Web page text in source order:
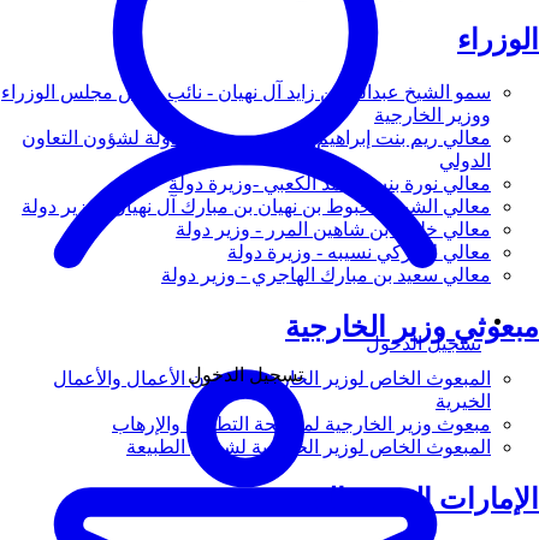
الوزراء
سمو الشيخ عبدالله بن زايد آل نهيان - نائب رئيس مجلس الوزراء
ووزير الخارجية
معالي ريم بنت إبراهيم الهاشمي - وزيرة دولة لشؤون التعاون
الدولي
معالي نورة بنت محمد الكعبي -وزيرة دولة
معالي الشيخ شخبوط بن نهيان بن مبارك آل نهيان - وزير دولة
معالي خليفة بن شاهين المرر - وزير دولة
معالي لانا زكي نسيبه - وزيرة دولة
معالي سعيد بن مبارك الهاجري - وزير دولة
مبعوثي وزير الخارجية
المبعوث الخاص لوزير الخارجية لشؤون الأعمال والأعمال
الخيرية
مبعوث وزير الخارجية لمكافحة التطرف والإرهاب
المبعوث الخاص لوزير الخارجية لشؤون الطبيعة
الإمارات العربية المتحدة
تسجيل الدخول
تسجيل الدخول